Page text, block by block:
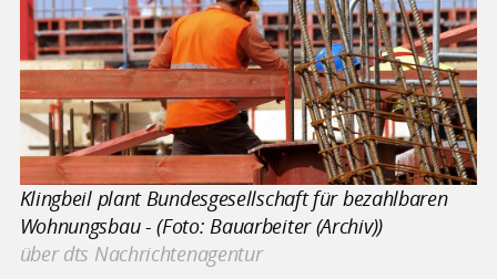
Klingbeil plant Bundesgesellschaft für bezahlbaren
Wohnungsbau - (Foto: Bauarbeiter (Archiv))
über dts Nachrichtenagentur